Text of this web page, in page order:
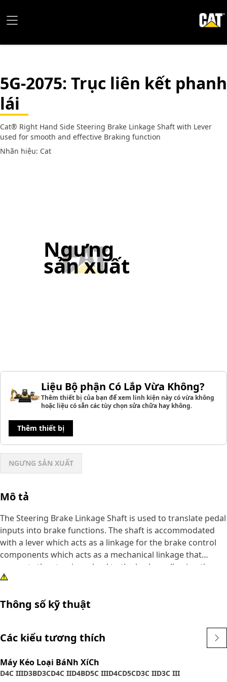
5G-2075: Trục liên kết phanh
lái
Cat® Right Hand Side Steering Brake Linkage Shaft with Lever
used for smooth and effective Braking function
Nhãn hiệu: Cat
Ngưng
sản xuất
Liệu Bộ phận Có Lắp Vừa Không?
Thêm thiết bị của bạn để xem linh kiện này có vừa không
hoặc liệu có sẵn các tùy chọn sửa chữa hay không.
Thêm thiết bị
NGƯNG SẢN XUẤT
Mô tả
The Steering Brake Linkage Shaft is used to translate pedal
inputs into brake functions. The shaft is accommodated
with a lever which acts as a linkage for the brake control
components which acts as a mechanical linkage that
connects the steering wheel to the brakes, allowing the
driver to control both steering and braking functions.
Attributes:
• Prevents unintended movements and maintains proper
alignment between the connected parts
Applications:
The Steering Brake Linkage Shaft serves as the central
Thông số kỹ thuật
Các kiểu tương thích
Máy Kéo Loại BáNh XíCh
D4C IIID3BD3CD4C IID4BD5C IIID4CD5CD3C IID3C III